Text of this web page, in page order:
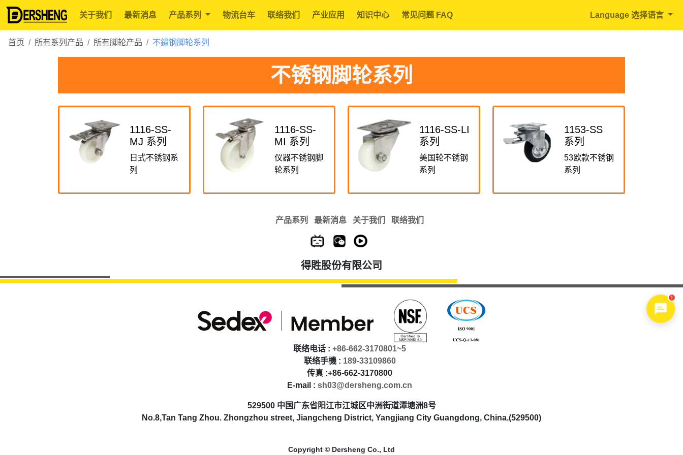
关于我们 最新消息 产品系列 物流台车 联络我们 产业应用 知识中心 常见问题 FAQ Language 选择语言
首页 所有系列产品 所有脚轮产品 不鏽钢脚轮系列
不锈钢脚轮系列
1116-SS-
MJ 系列
日式不锈钢系
列
1116-SS-
MI 系列
仪器不锈钢脚
轮系列
1116-SS-LI
系列
美国轮不锈钢
系列
1153-SS
系列
53欧款不锈钢
系列
产品系列 最新消息 关于我们 联络我们
得貹股份有限公司
联络电话 : +86-662-3170801~5
联络手機 : 189-33109860
传真 :+86-662-3170800
E-mail : sh03@dersheng.com.cn
529500 中国广东省阳江市江城区中洲街道潭塘洲8号
No.8,Tan Tang Zhou. Zhongzhou street, Jiangcheng District, Yangjiang City Guangdong, China.(529500)
Copyright © Dersheng Co., Ltd
1